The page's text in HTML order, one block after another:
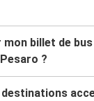
mon billet de
?